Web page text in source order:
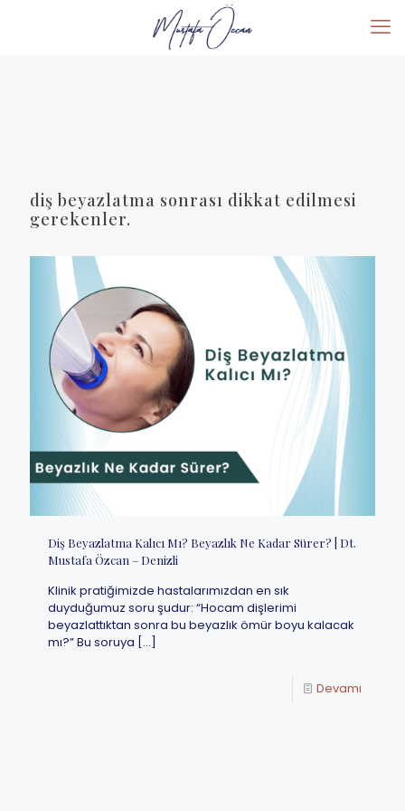
diş beyazlatma sonrası dikkat edilmesi
gerekenler.
Diş Beyazlatma Kalıcı Mı? Beyazlık Ne Kadar Sürer? | Dt.
Mustafa Özcan – Denizli
Klinik pratiğimizde hastalarımızdan en sık
duyduğumuz soru şudur: “Hocam dişlerimi
beyazlattıktan sonra bu beyazlık ömür boyu kalacak
mı?” Bu soruya […]
Devamı